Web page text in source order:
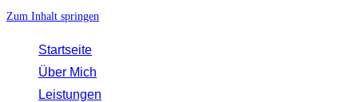
Zum Inhalt springen
Startseite
Über Mich
Leistungen